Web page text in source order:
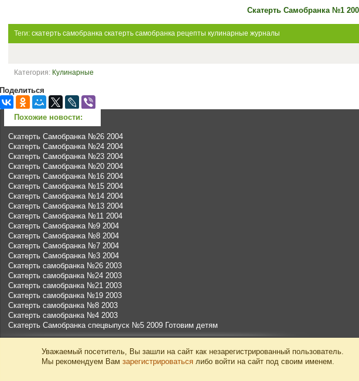
Скатерть Самобранка №1
Теги: скатерть самобранка скатерть самобранка рецепты кулинарные журналы
Категория: Кулинарные
Поделиться
Похожие новости:
Скатерть Самобранка №26 2004
Скатерть Самобранка №24 2004
Скатерть Самобранка №23 2004
Скатерть Самобранка №20 2004
Скатерть Самобранка №16 2004
Скатерть Самобранка №15 2004
Скатерть Самобранка №14 2004
Скатерть Самобранка №13 2004
Скатерть Самобранка №11 2004
Скатерть Самобранка №9 2004
Скатерть Самобранка №8 2004
Скатерть Самобранка №7 2004
Скатерть Самобранка №3 2004
Скатерть самобранка №26 2003
Скатерть самобранка №24 2003
Скатерть самобранка №21 2003
Скатерть самобранка №19 2003
Скатерть самобранка №8 2003
Скатерть самобранка №4 2003
Скатерть Самобранка спецвыпуск №5 2009 Готовим детям
Уважаемый посетитель, Вы зашли на сайт как незарегистрированный пользователь.
Мы рекомендуем Вам зарегистрироваться либо войти на сайт под своим именем.